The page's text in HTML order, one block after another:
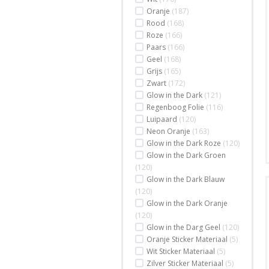
Oranje (187)
Rood (168)
Roze (166)
Paars (166)
Geel (168)
Grijs (165)
Zwart (172)
Glow in the Dark (121)
Regenboog Folie (116)
Luipaard (120)
Neon Oranje (163)
Glow in the Dark Roze (120)
Glow in the Dark Groen
(120)
Glow in the Dark Blauw
(120)
Glow in the Dark Oranje
(120)
Glow in the Darg Geel (120)
Oranje Sticker Materiaal (5)
Wit Sticker Materiaal (5)
Zilver Sticker Materiaal (5)